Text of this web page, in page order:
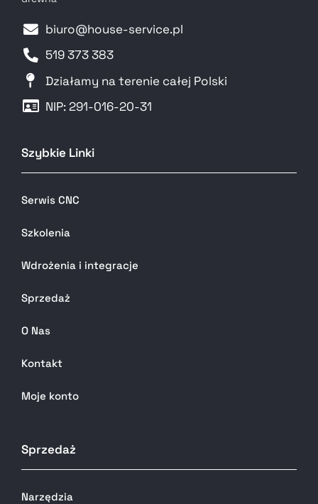
biuro@house-service.pl
519 373 383
Działamy na terenie całej Polski
NIP: 291-016-20-31​
Szybkie Linki
Serwis CNC
Szkolenia
Wdrożenia i integracje
Sprzedaż
O Nas
Kontakt
Moje konto
Sprzedaż
Narzędzia